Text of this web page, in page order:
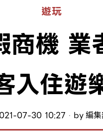
遊玩
商機 業
入住遊
07-30 10:27 by編